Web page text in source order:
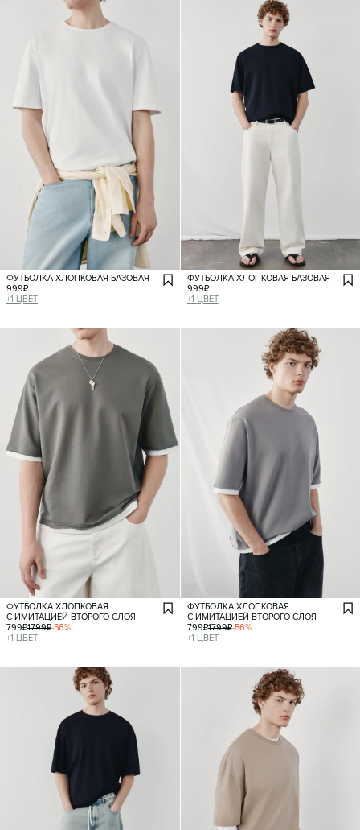
ФУТБОЛКА ХЛОПКОВАЯ БАЗОВАЯ
999₽
+1 ЦВЕТ
ФУТБОЛКА ХЛОПКОВАЯ БАЗОВАЯ
999₽
+1 ЦВЕТ
ФУТБОЛКА ХЛОПКОВАЯ
С ИМИТАЦИЕЙ ВТОРОГО СЛОЯ
799₽1799₽-56%
+1 ЦВЕТ
ФУТБОЛКА ХЛОПКОВАЯ
С ИМИТАЦИЕЙ ВТОРОГО СЛОЯ
799₽1799₽-56%
+1 ЦВЕТ